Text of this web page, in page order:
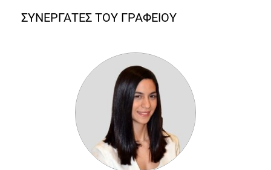
ΣΥΝΕΡΓΑΤΕΣ ΤΟΥ ΓΡΑΦΕΙΟΥ